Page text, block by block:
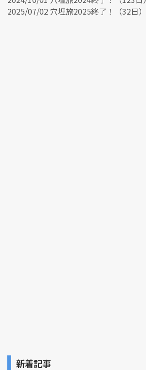
2025/07/02 穴埋旅2025終了！（32日）
新着記事